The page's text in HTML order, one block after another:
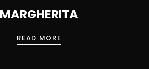
MARGHERITA
READ MORE